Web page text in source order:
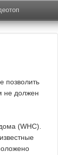
позволить
не должен
(WHC).